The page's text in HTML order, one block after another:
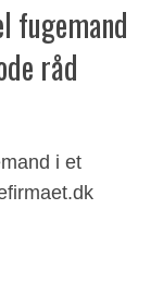
fugemand
råd
i et